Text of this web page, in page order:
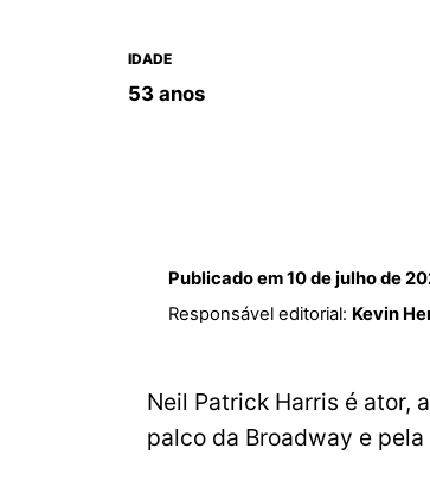
IDADE
53 anos
Publicado em10 de julho de
Responsável editorial: Kevin
Neil Patrick Harris é ator,
palco da Broadway e